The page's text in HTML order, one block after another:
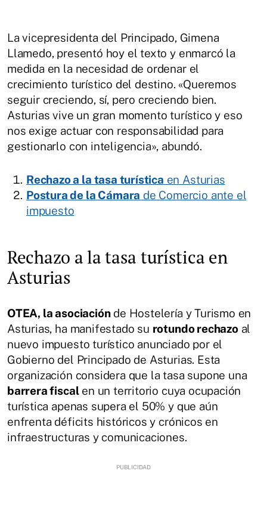
La vicepresidenta del Principado, Gimena
Llamedo, presentó hoy el texto y enmarcó la
medida en la necesidad de ordenar el
crecimiento turístico del destino. «Queremos
seguir creciendo, sí, pero creciendo bien.
Asturias vive un gran momento turístico y eso
nos exige actuar con responsabilidad para
gestionarlo con inteligencia», abundó.
Rechazo a la tasa turística en Asturias
Postura de la Cámara de Comercio ante el
impuesto
Rechazo a la tasa turística en
Asturias
OTEA, la asociaciónde Hostelería y Turismo en
Asturias, ha manifestado su rotundo rechazoal
nuevo impuesto turístico anunciado por el
Gobierno del Principado de Asturias. Esta
organización considera que la tasa supone una
barrera fiscalen un territorio cuya ocupación
turística apenas supera el 50% y que aún
enfrenta déficits históricos y crónicos en
infraestructuras y comunicaciones.